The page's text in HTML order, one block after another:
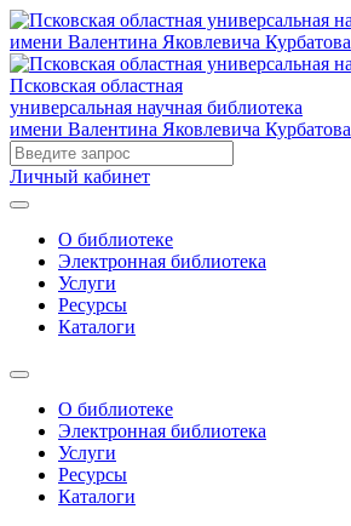
Псковская областная
универсальная научная библиотека
имени Валентина Яковлевича Курбатова
Личный кабинет
О библиотеке
Электронная библиотека
Услуги
Ресурсы
Каталоги
О библиотеке
Электронная библиотека
Услуги
Ресурсы
Каталоги